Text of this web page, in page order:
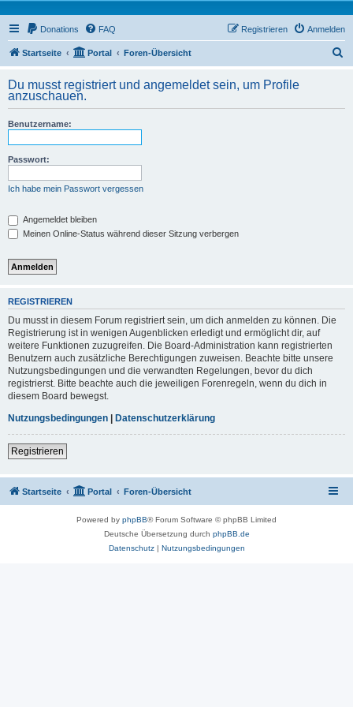
Donations FAQ Anmelden
Registrieren
Startseite Portal Foren-Übersicht
h
Du musst registriert und angemeldet sein, um Profile
anzuschauen.
Benutzername:
Passwort:
Ich habe mein Passwort vergessen
Angemeldet bleiben
Meinen Online-Status während dieser Sitzung verbergen
REGISTRIEREN
Du musst in diesem Forum registriert sein, um dich anmelden zu können. Die
Registrierung ist in wenigen Augenblicken erledigt und ermöglicht dir, auf
weitere Funktionen zuzugreifen. Die Board-Administration kann registrierten
Benutzern auch zusätzliche Berechtigungen zuweisen. Beachte bitte unsere
Nutzungsbedingungen und die verwandten Regelungen, bevor du dich
registrierst. Bitte beachte auch die jeweiligen Forenregeln, wenn du dich in
diesem Board bewegst.
Nutzungsbedingungen | Datenschutzerklärung
Registrieren
Startseite Portal Foren-Übersicht
Powered by phpBB® Forum Software © phpBB Limited
Deutsche Übersetzung durch phpBB.de
Datenschutz| Nutzungsbedingungen